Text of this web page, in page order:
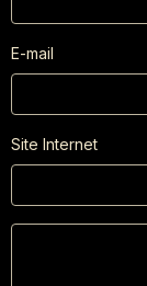
E-mail
Site Internet